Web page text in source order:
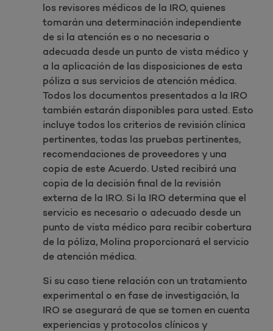
los revisores médicos de la IRO, quienes
tomarán una determinación independiente
de si la atención es o no necesaria o
adecuada desde un punto de vista médico y
a la aplicación de las disposiciones de esta
póliza a sus servicios de atención médica.
Todos los documentos presentados a la IRO
también estarán disponibles para usted. Esto
incluye todos los criterios de revisión clínica
pertinentes, todas las pruebas pertinentes,
recomendaciones de proveedores y una
copia de este Acuerdo. Usted recibirá una
copia de la decisión final de la revisión
externa de la IRO. Si la IRO determina que el
servicio es necesario o adecuado desde un
punto de vista médico para recibir cobertura
de la póliza, Molina proporcionará el servicio
de atención médica.
Si su caso tiene relación con un tratamiento
experimental o en fase de investigación, la
IRO se asegurará de que se tomen en cuenta
experiencias y protocolos clínicos y